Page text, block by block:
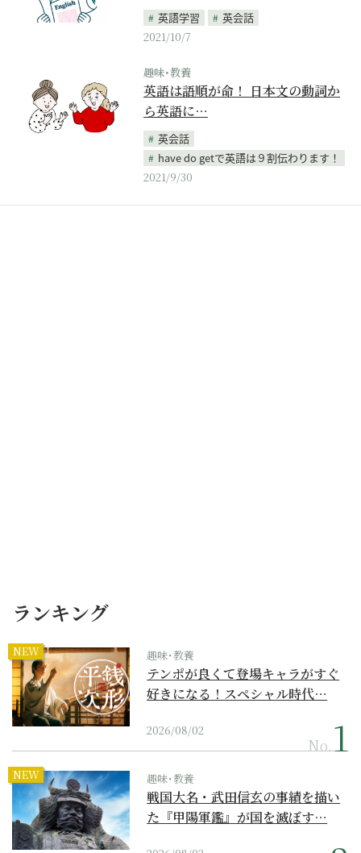
英語学習
英会話
2021/10/7
趣味･教養
英語は語順が命！ 日本文の動詞か
ら英語に…
英会話
have do getで英語は９割伝わります！
2021/9/30
ランキング
NEW 趣味･教養
テンポが良くて登場キャラがすぐ
好きになる！スペシャル時代…
2026/08/02
No.
NEW 趣味･教養
戦国大名・武田信玄の事績を描い
た『甲陽軍鑑』が国を滅ぼす…